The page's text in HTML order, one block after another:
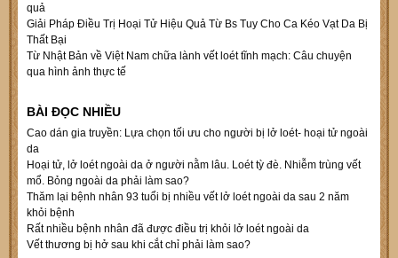
quả
Giải Pháp Điều Trị Hoại Tử Hiệu Quả Từ Bs Tuy Cho Ca Kéo Vạt Da Bị
Thất Bại
Từ Nhật Bản về Việt Nam chữa lành vết loét tĩnh mạch: Câu chuyện
qua hình ảnh thực tế
BÀI ĐỌC NHIỀU
Cao dán gia truyền: Lựa chọn tối ưu cho người bị lở loét- hoại tử ngoài
da
Hoại tử, lở loét ngoài da ở người nằm lâu. Loét tỳ đè. Nhiễm trùng vết
mổ. Bỏng ngoài da phải làm sao?
Thăm lại bệnh nhân 93 tuổi bị nhiều vết lở loét ngoài da sau 2 năm
khỏi bệnh
Rất nhiều bệnh nhân đã được điều trị khỏi lở loét ngoài da
Vết thương bị hở sau khi cắt chỉ phải làm sao?